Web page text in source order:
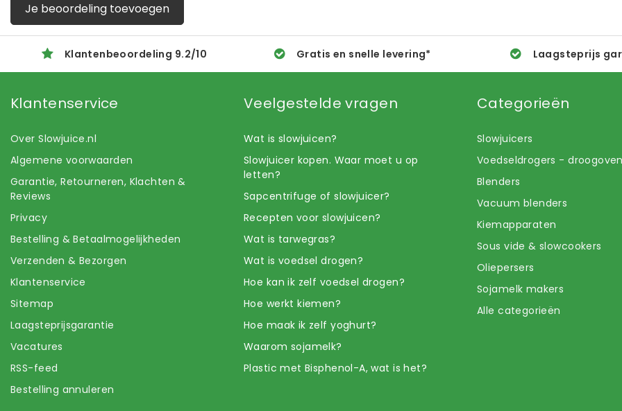
Je beoordeling toevoegen
Klantenbeoordeling 9.2/10 Gratis en snelle levering* Laagsteprijs
Klantenservice
Over Slowjuice.nl
Algemene voorwaarden
Garantie, Retourneren, Klachten &
Reviews
Privacy
Bestelling & Betaalmogelijkheden
Verzenden & Bezorgen
Klantenservice
Sitemap
Laagsteprijsgarantie
Vacatures
RSS-feed
Bestelling annuleren
Veelgestelde vragen
Wat is slowjuicen?
Slowjuicer kopen. Waar moet u op
letten?
Sapcentrifuge of slowjuicer?
Recepten voor slowjuicen?
Wat is tarwegras?
Wat is voedsel drogen?
Hoe kan ik zelf voedsel drogen?
Hoe werkt kiemen?
Hoe maak ik zelf yoghurt?
Waarom sojamelk?
Plastic met Bisphenol-A, wat is het?
Categorieën
Slowjuicers
Voedseldrogers -
Blenders
Vacuum blenders
Kiemapparaten
Sous vide & slowcookers
Oliepersers
Sojamelk makers
Alle categorieën